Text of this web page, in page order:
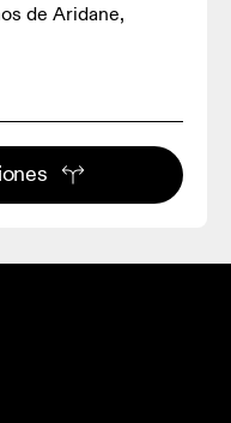
de Aridane,